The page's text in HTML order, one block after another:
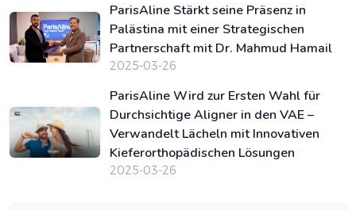
ParisAline Stärkt seine Präsenz in
Palästina mit einer Strategischen
Partnerschaft mit Dr. Mahmud Hamail
2025-03-26
ParisAline Wird zur Ersten Wahl für
Durchsichtige Aligner in den VAE –
Verwandelt Lächeln mit Innovativen
Kieferorthopädischen Lösungen
2025-03-26